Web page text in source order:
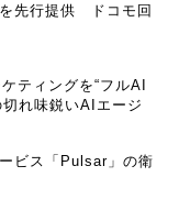
先行提供 ドコモ回
ティングを“フルAI
れ味鋭いAIエージ
ビス「Pulsar」の衛